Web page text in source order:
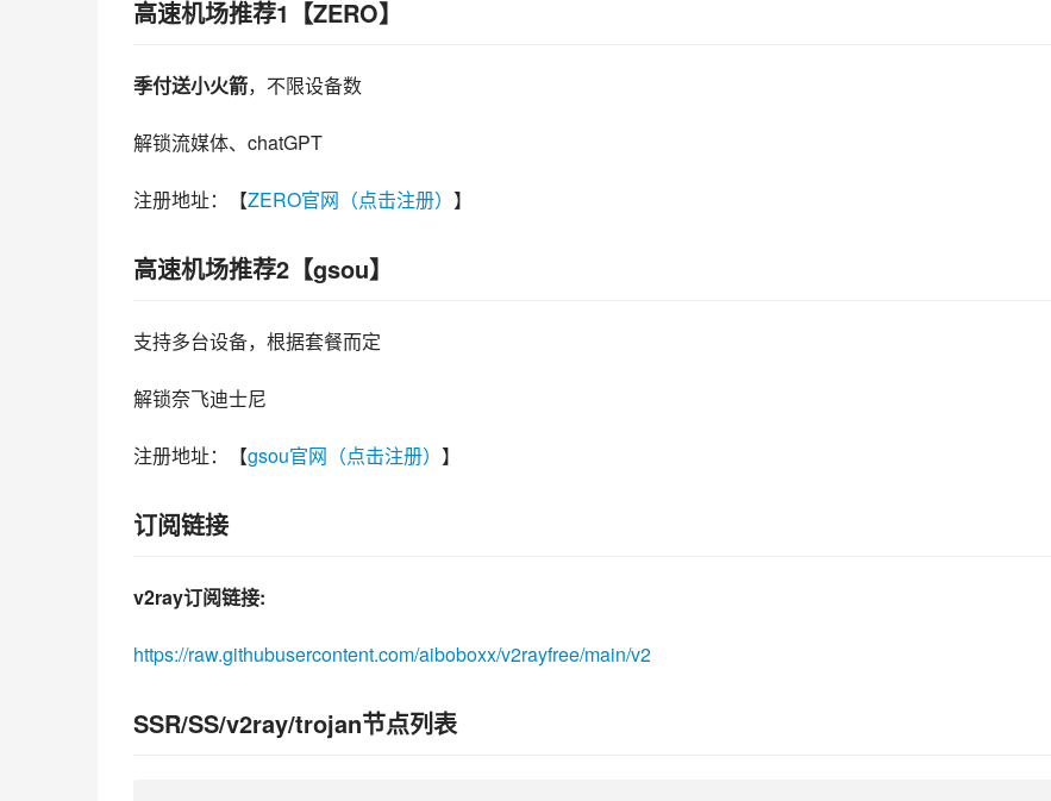
高速机场推荐1【ZERO】
季付送小火箭，不限设备数
解锁流媒体、chatGPT
注册地址：【ZERO官网（点击注册） 】
高速机场推荐2【gsou】
支持多台设备，根据套餐而定
解锁奈飞迪士尼
注册地址：【gsou官网（点击注册） 】
订阅链接
v2ray订阅链接:
https://raw.githubusercontent.com/aiboboxx/v2rayfree/main/v2
SSR/SS/v2ray/trojan节点列表